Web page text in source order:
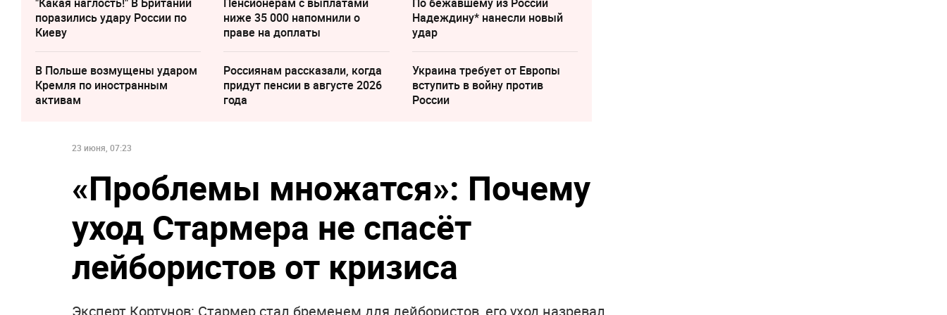
поразились удару России по
Киеву
ниже 35 000 напомнили о
праве на доплаты
Надеждину* нанесли новый
удар
В Польше возмущены ударом
Кремля по иностранным
активам
Россиянам рассказали, когда
придут пенсии в августе 2026
года
Украина требует от Европы
вступить в войну против
России
23 июня, 07:23
«Проблемы множатся»: Почему
уход Стармера не спасёт
лейбористов от кризиса